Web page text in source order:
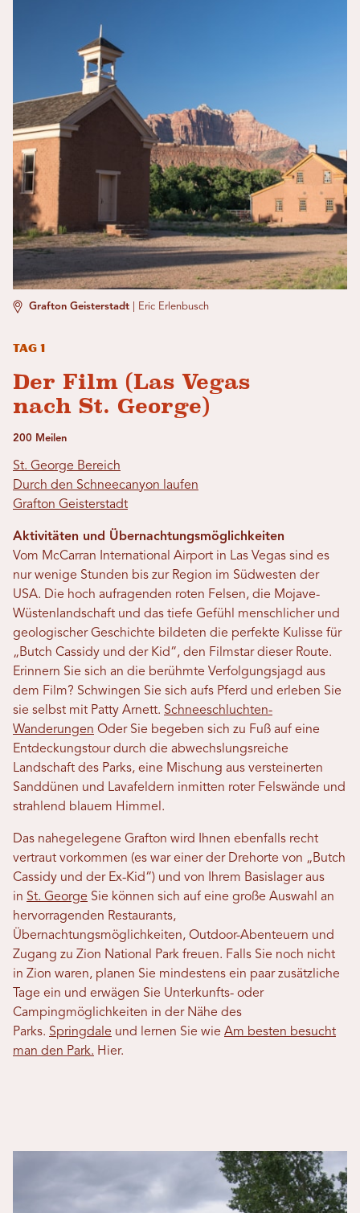
Grafton Geisterstadt Eric Erlenbusch
Tag 1
Der Film (Las Vegas
nach St. George)
200 Meilen
St. George Bereich
Durch den Schneecanyon laufen
Grafton Geisterstadt
Aktivitäten und Übernachtungsmöglichkeiten
Vom McCarran International Airport in Las Vegas sind es
nur wenige Stunden bis zur Region im Südwesten der
USA. Die hoch aufragenden roten Felsen, die Mojave-
Wüstenlandschaft und das tiefe Gefühl menschlicher und
geologischer Geschichte bildeten die perfekte Kulisse für
„Butch Cassidy und der Kid“, den Filmstar dieser Route.
Erinnern Sie sich an die berühmte Verfolgungsjagd aus
dem Film? Schwingen Sie sich aufs Pferd und erleben Sie
sie selbst mit Patty Arnett. Schneeschluchten-
Wanderungen Oder Sie begeben sich zu Fuß auf eine
Entdeckungstour durch die abwechslungsreiche
Landschaft des Parks, eine Mischung aus versteinerten
Sanddünen und Lavafeldern inmitten roter Felswände und
strahlend blauem Himmel.
Das nahegelegene Grafton wird Ihnen ebenfalls recht
vertraut vorkommen (es war einer der Drehorte von „Butch
Cassidy und der Ex-Kid“) und von Ihrem Basislager aus
in St. George Sie können sich auf eine große Auswahl an
hervorragenden Restaurants,
Übernachtungsmöglichkeiten, Outdoor-Abenteuern und
Zugang zu Zion National Park freuen. Falls Sie noch nicht
in Zion waren, planen Sie mindestens ein paar zusätzliche
Tage ein und erwägen Sie Unterkunfts- oder
Campingmöglichkeiten in der Nähe des
Parks. Springdale und lernen Sie wie Am besten besucht
man den Park. Hier.